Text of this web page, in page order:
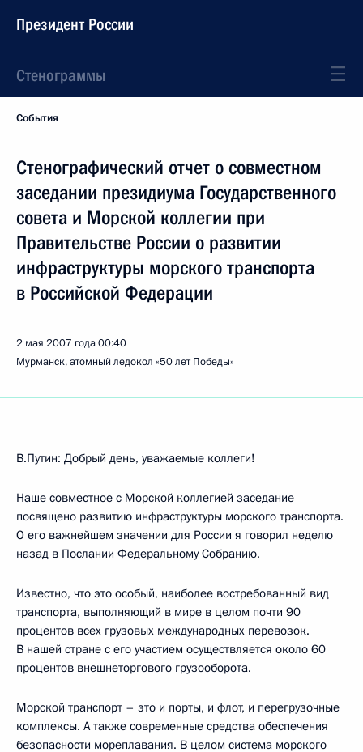
Президент России
Стенограммы
События
Стенографический отчет о совместном
заседании президиума Государственного
совета и Морской коллегии при
Правительстве России о развитии
инфраструктуры морского транспорта
в Российской Федерации
2 мая 2007 года00:40
Мурманск, атомный ледокол «50 лет Победы»
В.Путин: Добрый день, уважаемые коллеги!
Наше совместное с Морской коллегией заседание
посвящено развитию инфраструктуры морского транспорта.
О его важнейшем значении для России я говорил неделю
назад в Послании Федеральному Собранию.
Известно, что это особый, наиболее востребованный вид
транспорта, выполняющий в мире в целом почти 90
процентов всех грузовых международных перевозок.
В нашей стране с его участием осуществляется около 60
процентов внешнеторгового грузооборота.
Морской транспорт – это и порты, и флот, и перегрузочные
комплексы. А также современные средства обеспечения
безопасности мореплавания. В целом система морского